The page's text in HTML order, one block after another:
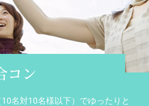
コン
名対10名様以下）でゆったりと